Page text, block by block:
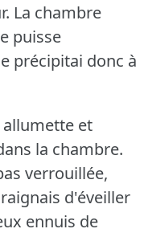
La chambre
puisse
précipitai donc à
allumette et
la chambre.
verrouillée,
d'éveiller
ennuis de